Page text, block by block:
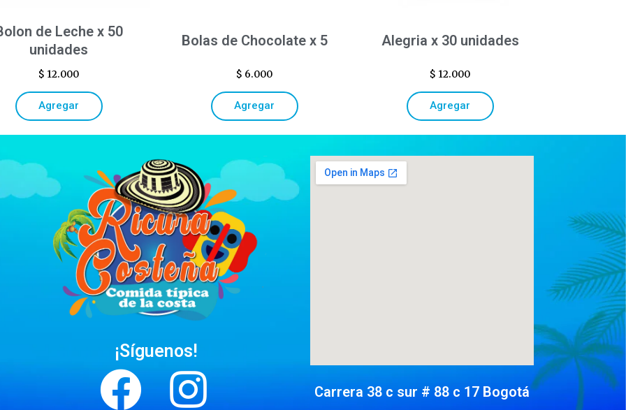
de Leche x 50
unidades
$ 12.000
Agregar
Bolas de Chocolate x 5
$ 6.000
Agregar
Alegria x 30 unidades
$ 12.000
Agregar
¡Síguenos!
Carrera 38 c sur # 88 c 17 Bogotá